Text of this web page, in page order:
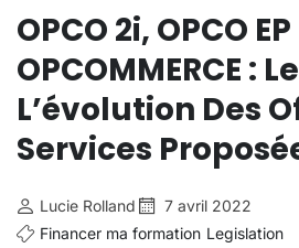
OPCO 2i, OPCO EP
OPCOMMERCE :
L’évolution Des
Services
Lucie Rolland
7 avril 2022
Financer ma formation Legislation